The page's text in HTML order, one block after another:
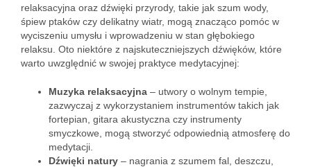
relaksacyjna oraz dźwięki przyrody, takie jak szum wody,
śpiew ptaków czy delikatny wiatr, mogą znacząco pomóc w
wyciszeniu umysłu i wprowadzeniu w stan głębokiego
relaksu. Oto niektóre z najskuteczniejszych dźwięków, które
warto uwzględnić w swojej praktyce medytacyjnej:
Muzyka relaksacyjna – utwory o wolnym tempie,
zazwyczaj z wykorzystaniem instrumentów takich jak
fortepian, gitara akustyczna czy instrumenty
smyczkowe, mogą stworzyć odpowiednią atmosferę do
medytacji.
Dźwięki natury – nagrania z szumem fal, deszczu,